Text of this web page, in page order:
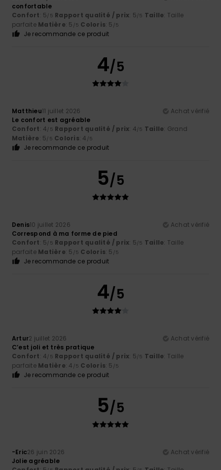
confortable
Confort: 5/5 Rapport qualité / prix: 5/5 Taille: Taille
parfaite Matière: 5 /5 Coloris: 5 /5
Je recommande ce produit
4/5
Matthieu11 juillet 2026
Achat vérifié
Le confort est agréable
Confort: 4/5 Rapport qualité / prix: 4/5 Taille: Grand
Matière: 5/5 Coloris: 4 /5
Je recommande ce produit
5/5
Denis10 juillet 2026
Achat vérifié
Correspond à ma forme de pied
Confort: 5/5 Rapport qualité / prix: 5/5 Taille: Taille
parfaite Matière: 5 /5 Coloris: 5 /5
Je recommande ce produit
4/5
Artur2 juillet 2026
Achat vérifié
C’est joli et très pratique
Confort: 4/5 Rapport qualité / prix: 5/5 Taille: Taille
parfaite Matière: 4 /5 Coloris: 5 /5
Je recommande ce produit
5/5
-Eric26 juin 2026
Achat vérifié
Jolie agréable